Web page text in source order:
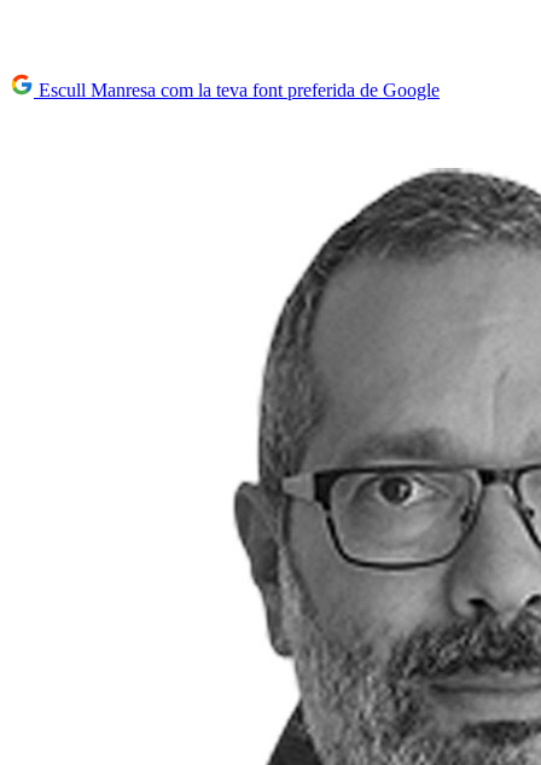
Escull Manresa com la teva font preferida de Google